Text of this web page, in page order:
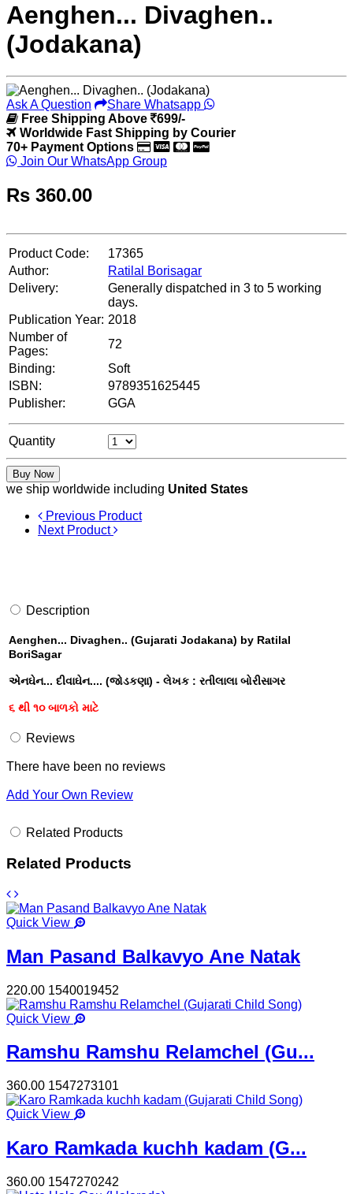
Aenghen... Divaghen..
(Jodakana)
Ask A Question
Share Whatsapp
Free Shipping Above
699/-
Worldwide Fast Shipping by Courier
70+ Payment Options
Join Our WhatsApp Group
Rs 360.00
Product Code:
17365
Author:
Ratilal Borisagar
Delivery:
Generally dispatched in 3 to 5 working
days.
Publication Year: 2018
Number of
Pages:
72
Binding:
Soft
ISBN:
9789351625445
Publisher:
GGA
Quantity
Buy Now
we ship worldwide including United States
Previous Product
Next Product
Description
Aenghen... Divaghen.. (Gujarati Jodakana) by Ratilal
BoriSagar
એનઘેન... દીવાઘેન.... (જોડકણા) - લેખક : રતીલાલા બોરીસાગર
૬ થી ૧૦ બાળકો માટે
Reviews
There have been no reviews
Add Your Own Review
Related Products
Related Products
Quick View
Man Pasand Balkavyo Ane Natak
220.00 1540019452
Quick View
Ramshu Ramshu Relamchel (Gu...
360.00 1547273101
Quick View
Karo Ramkada kuchh kadam (G...
360.00 1547270242